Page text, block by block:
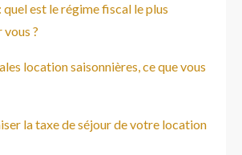
est le régime fiscal le plus
?
location saisonnières, ce que vous
la taxe de séjour de votre location